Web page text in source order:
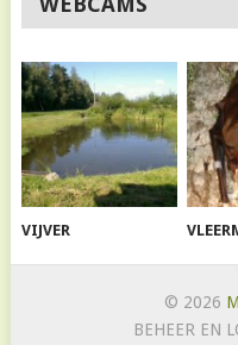
VIJVER
© 2026
BEHEER EN